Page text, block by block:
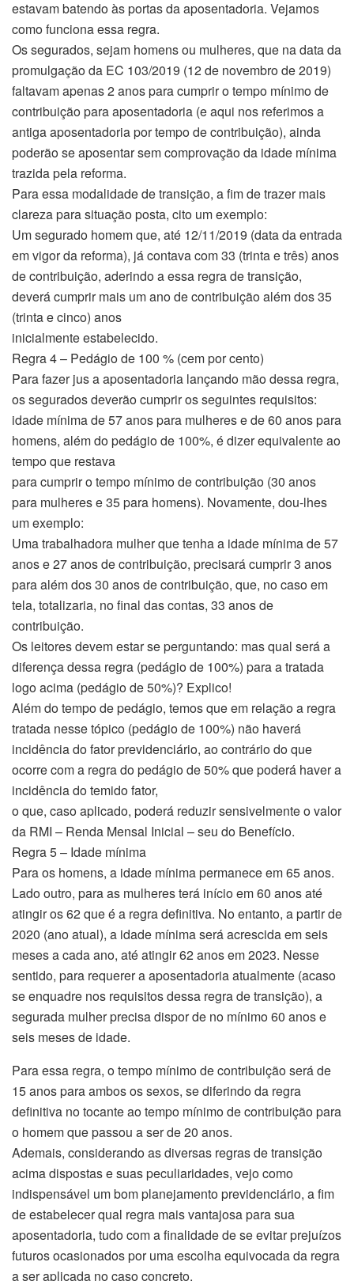
estavam batendo às portas da aposentadoria. Vejamos
como funciona essa regra.
Os segurados, sejam homens ou mulheres, que na data da
promulgação da EC 103/2019 (12 de novembro de 2019)
faltavam apenas 2 anos para cumprir o tempo mínimo de
contribuição para aposentadoria (e aqui nos referimos a
antiga aposentadoria por tempo de contribuição), ainda
poderão se aposentar sem comprovação da idade mínima
trazida pela reforma.
Para essa modalidade de transição, a fim de trazer mais
clareza para situação posta, cito um exemplo:
Um segurado homem que, até 12/11/2019 (data da entrada
em vigor da reforma), já contava com 33 (trinta e três) anos
de contribuição, aderindo a essa regra de transição,
deverá cumprir mais um ano de contribuição além dos 35
(trinta e cinco) anos
inicialmente estabelecido.
Regra 4 – Pedágio de 100 % (cem por cento)
Para fazer jus a aposentadoria lançando mão dessa regra,
os segurados deverão cumprir os seguintes requisitos:
idade mínima de 57 anos para mulheres e de 60 anos para
homens, além do pedágio de 100%, é dizer equivalente ao
tempo que restava
para cumprir o tempo mínimo de contribuição (30 anos
para mulheres e 35 para homens). Novamente, dou-lhes
um exemplo:
Uma trabalhadora mulher que tenha a idade mínima de 57
anos e 27 anos de contribuição, precisará cumprir 3 anos
para além dos 30 anos de contribuição, que, no caso em
tela, totalizaria, no final das contas, 33 anos de
contribuição.
Os leitores devem estar se perguntando: mas qual será a
diferença dessa regra (pedágio de 100%) para a tratada
logo acima (pedágio de 50%)? Explico!
Além do tempo de pedágio, temos que em relação a regra
tratada nesse tópico (pedágio de 100%) não haverá
incidência do fator previdenciário, ao contrário do que
ocorre com a regra do pedágio de 50% que poderá haver a
incidência do temido fator,
o que, caso aplicado, poderá reduzir sensivelmente o valor
da RMI – Renda Mensal Inicial – seu do Benefício.
Regra 5 – Idade mínima
Para os homens, a idade mínima permanece em 65 anos.
Lado outro, para as mulheres terá início em 60 anos até
atingir os 62 que é a regra definitiva. No entanto, a partir de
2020 (ano atual), a idade mínima será acrescida em seis
meses a cada ano, até atingir 62 anos em 2023. Nesse
sentido, para requerer a aposentadoria atualmente (acaso
se enquadre nos requisitos dessa regra de transição), a
segurada mulher precisa dispor de no mínimo 60 anos e
seis meses de idade.
Para essa regra, o tempo mínimo de contribuição será de
15 anos para ambos os sexos, se diferindo da regra
definitiva no tocante ao tempo mínimo de contribuição para
o homem que passou a ser de 20 anos.
Ademais, considerando as diversas regras de transição
acima dispostas e suas peculiaridades, vejo como
indispensável um bom planejamento previdenciário, a fim
de estabelecer qual regra mais vantajosa para sua
aposentadoria, tudo com a finalidade de se evitar prejuízos
futuros ocasionados por uma escolha equivocada da regra
a ser aplicada no caso concreto.